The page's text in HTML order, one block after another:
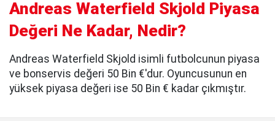
Andreas Waterfield Skjold Piyasa
Değeri Ne Kadar, Nedir?
Andreas Waterfield Skjold isimli futbolcunun piyasa
ve bonservis değeri 50 Bin €'dur. Oyuncusunun en
yüksek piyasa değeri ise 50 Bin € kadar çıkmıştır.